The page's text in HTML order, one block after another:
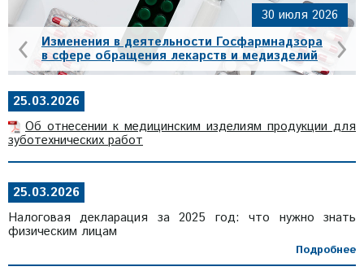
30 июля 2026
‹
Изменения в деятельности Госфармнадзора
в сфере обращения лекарств и медизделий
›
25.03.2026
Об отнесении к медицинским изделиям продукции для
зуботехнических работ
25.03.2026
Налоговая декларация за 2025 год: что нужно знать
физическим лицам
Подробнее